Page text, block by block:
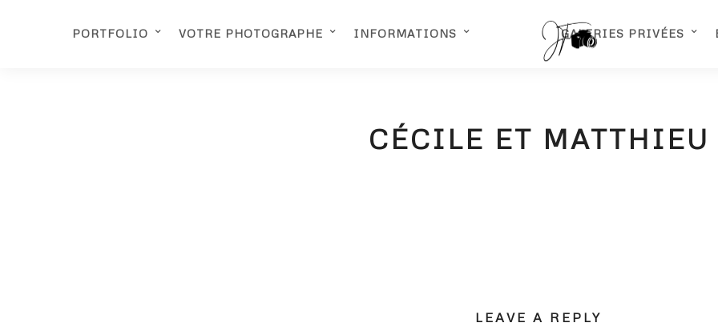
PORTFOLIO VOTRE PHOTOGRAPHE INFORMATIONS GALERIES PRIVÉES
CÉCILE ET MATTHIEU
LEAVE A REPLY